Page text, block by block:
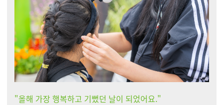
"올해 가장 행복하고 기뻤던 날이 되었어요."